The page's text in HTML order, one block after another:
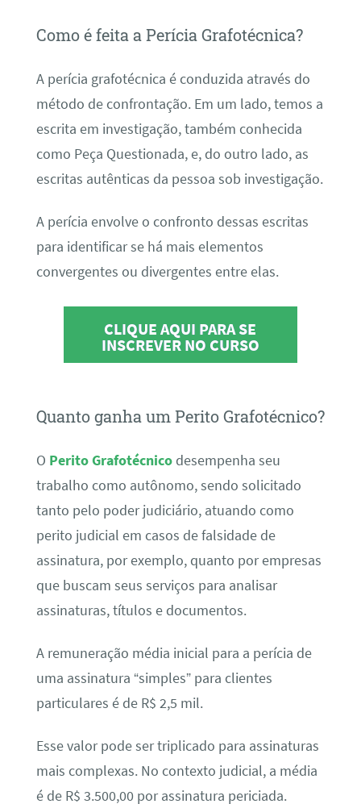
Como é feita a Perícia Grafotécnica?
A perícia grafotécnica é conduzida através do
método de confrontação. Em um lado, temos a
escrita em investigação, também conhecida
como Peça Questionada, e, do outro lado, as
escritas autênticas da pessoa sob investigação.
A perícia envolve o confronto dessas escritas
para identificar se há mais elementos
convergentes ou divergentes entre elas.
CLIQUE AQUI PARA SE
INSCREVER NO CURSO
Quanto ganha um Perito Grafotécnico?
O Perito Grafotécnicodesempenha seu
trabalho como autônomo, sendo solicitado
tanto pelo poder judiciário, atuando como
perito judicial em casos de falsidade de
assinatura, por exemplo, quanto por empresas
que buscam seus serviços para analisar
assinaturas, títulos e documentos.
A remuneração média inicial para a perícia de
uma assinatura “simples” para clientes
particulares é de R$ 2,5 mil.
Esse valor pode ser triplicado para assinaturas
mais complexas. No contexto judicial, a média
é de R$ 3.500,00 por assinatura periciada.